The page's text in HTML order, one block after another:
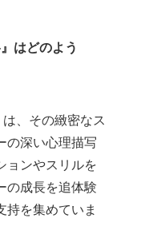
はどのよう
は、その緻密なス
の深い心理描写
ョンやスリルを
の成長を追体験
持を集めていま